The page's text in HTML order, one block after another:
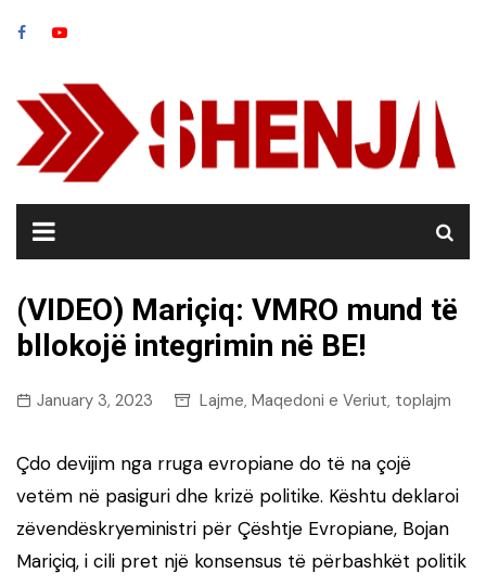
(VIDEO) Mariçiq: VMRO mund të
bllokojë integrimin në BE!
January 3, 2023 Lajme, Maqedoni e Veriut, toplajm
Çdo devijim nga rruga evropiane do të na çojë
vetëm në pasiguri dhe krizë politike. Kështu deklaroi
zëvendëskryeministri për Çështje Evropiane, Bojan
Mariçiq, i cili pret një konsensus të përbashkët politik